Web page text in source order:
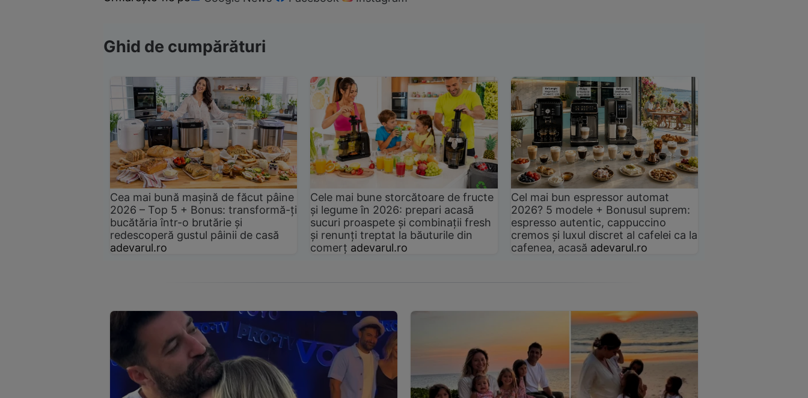
Ghid de cumpărături
Cea mai bună mașină de făcut pâine
2026 – Top 5 + Bonus: transformă-ți
bucătăria într-o brutărie și
redescoperă gustul pâinii de casă
adevarul.ro
Cele mai bune storcătoare de fructe
și legume în 2026: prepari acasă
sucuri proaspete și combinații fresh
și renunți treptat la băuturile din
comerț adevarul.ro
Cel mai bun espressor automat
2026? 5 modele + Bonusul suprem:
espresso autentic, cappuccino
cremos și luxul discret al cafelei ca la
cafenea, acasă adevarul.ro